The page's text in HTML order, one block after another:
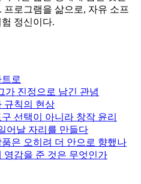
로그램을 삶으로, 자유 소프
정신이다.
로
가 진정으로 남긴 관념
규칙의 현상
선택이 아니라 창작 윤리
어날 자리를 만들다
은 오히려 더 안으로 향했나
영감을 준 것은 무엇인가